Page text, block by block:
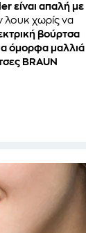
είναι απαλή με
λουκ χωρίς να
βούρτσα
όμορφα μαλλιά
BRAUN